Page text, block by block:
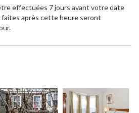
effectuées 7 jours avant votre date
faites après cette heure seront